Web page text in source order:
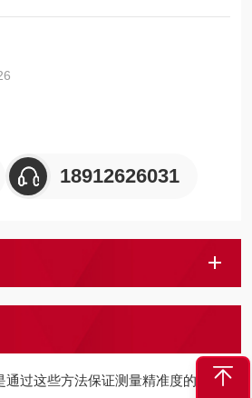
按钮在任意心轴位置显示调零设置，还
离原点的真实位置。
18912626031
通过这些方法保证测量精准度的